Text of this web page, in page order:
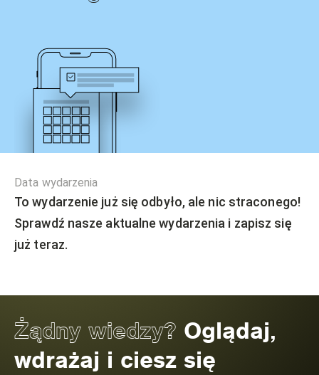
Data wydarzenia
To wydarzenie już się odbyło, ale nic straconego!
Sprawdź nasze aktualne wydarzenia i zapisz się
już teraz.
Żądny wiedzy? Oglądaj,
wdrażaj i ciesz się